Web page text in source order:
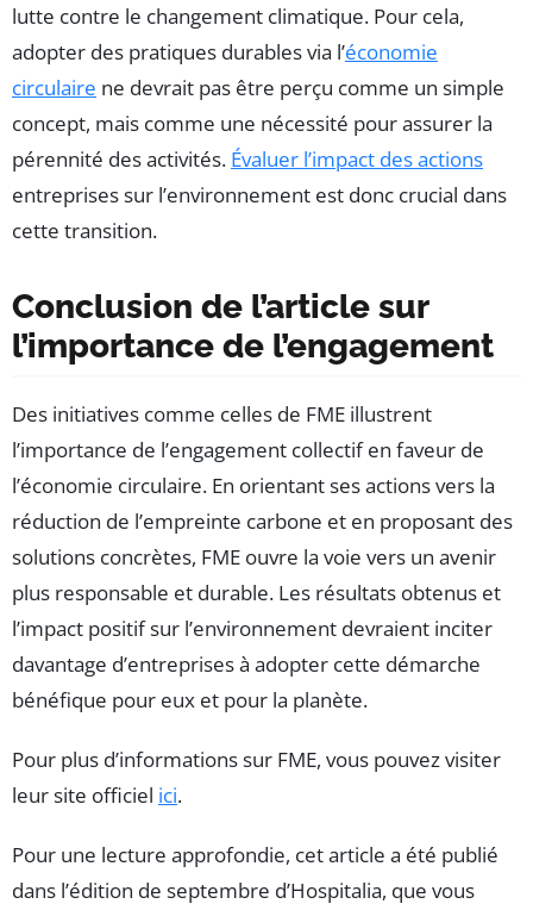
lutte contre le changement climatique. Pour cela,
adopter des pratiques durables via l’économie
circulaire ne devrait pas être perçu comme un simple
concept, mais comme une nécessité pour assurer la
pérennité des activités. Évaluer l’impact des actions
entreprises sur l’environnement est donc crucial dans
cette transition.
Conclusion de l’article sur
l’importance de l’engagement
Des initiatives comme celles de FME illustrent
l’importance de l’engagement collectif en faveur de
l’économie circulaire. En orientant ses actions vers la
réduction de l’empreinte carbone et en proposant des
solutions concrètes, FME ouvre la voie vers un avenir
plus responsable et durable. Les résultats obtenus et
l’impact positif sur l’environnement devraient inciter
davantage d’entreprises à adopter cette démarche
bénéfique pour eux et pour la planète.
Pour plus d’informations sur FME, vous pouvez visiter
leur site officiel ici.
Pour une lecture approfondie, cet article a été publié
dans l’édition de septembre d’Hospitalia, que vous